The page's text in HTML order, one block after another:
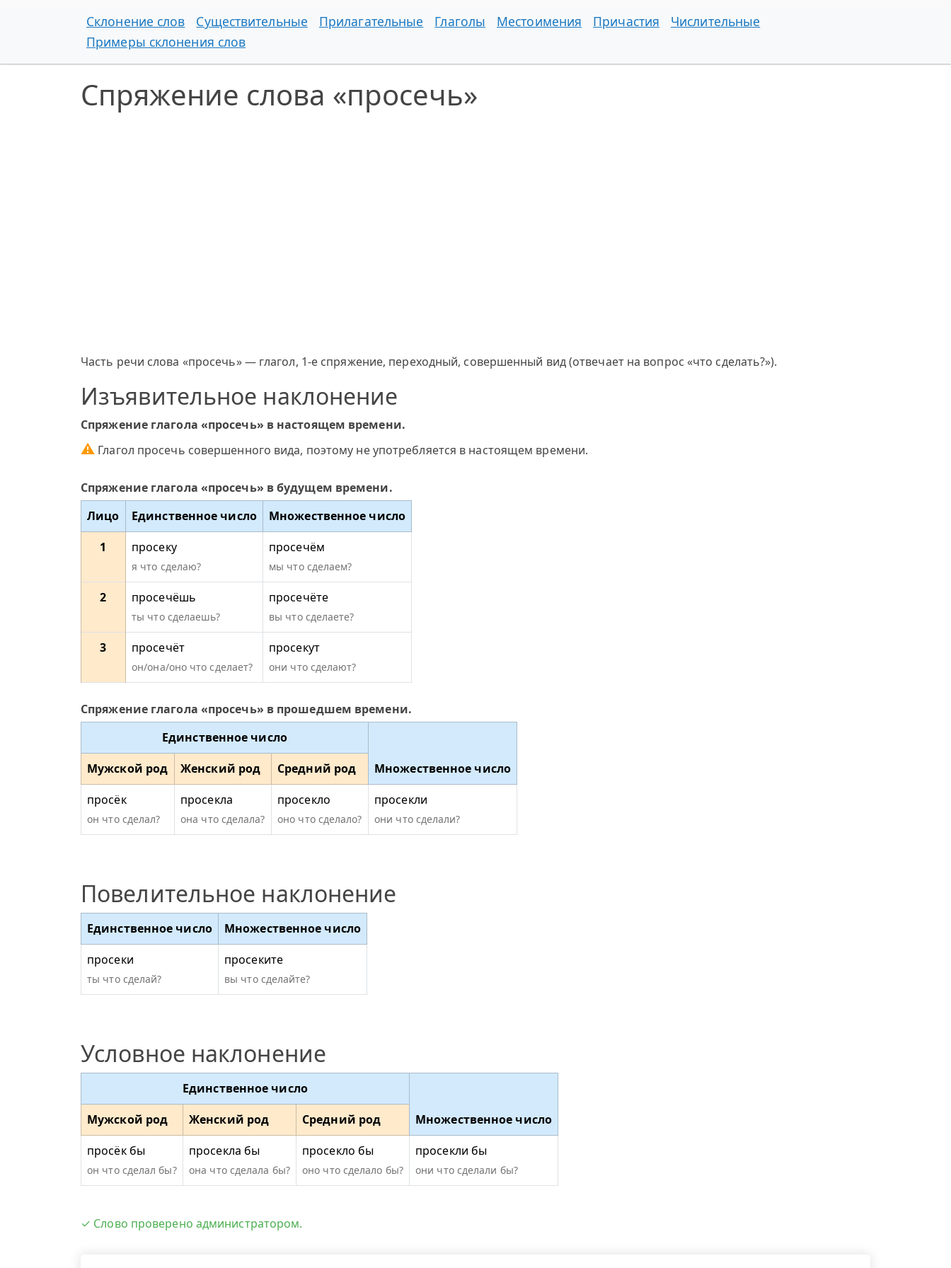
Склонение слов Существительные Прилагательные Глаголы Местоимения Причастия
Числительные
Примеры склонения слов
Спряжение слова «просечь»
Часть речи слова «просечь» — глагол, 1-е спряжение, переходный, совершенный вид (отвечает на вопрос «что сделать?»).
Изъявительное наклонение
Спряжение глагола «просечь» в настоящем времени.
⚠ Глагол просечь совершенного вида, поэтому не употребляется в настоящем времени.
Спряжение глагола «просечь» в будущем времени.
Лицо
Единственное число
Множественное число
1
просеку
я что сделаю?
просечём
мы что сделаем?
2 просечёшь
ты что сделаешь?
просечёте
вы что сделаете?
3 просечёт
он/она/оно что сделает?
просекут
они что сделают?
Спряжение глагола «просечь» в прошедшем времени.
Единственное число
Множественное число
Мужской род Женский род
Средний род
просёк
он что сделал?
просекла
она что сделала?
просекло
оно что сделало?
просекли
они что сделали?
Повелительное наклонение
Единственное число
Множественное число
просеки
ты что сделай?
просеките
вы что сделайте?
Условное наклонение
Единственное число
Множественное число
Мужской род Женский род
Средний род
просёк бы
он что сделал бы?
просекла бы
она что сделала бы?
просекло бы
оно что сделало бы?
просекли бы
они что сделали бы?
✓ Слово проверено администратором.